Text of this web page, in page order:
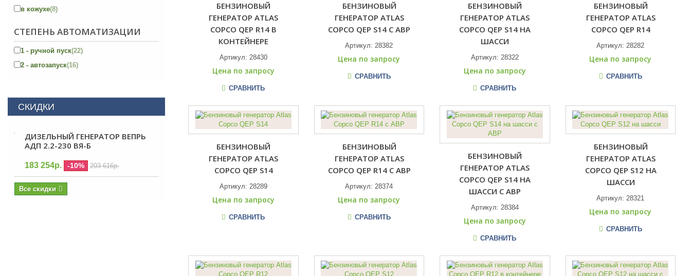
в кожухе(8)
СТЕПЕНЬ АВТОМАТИЗАЦИИ
1 - ручной пуск(22)
2 - автозапуск(16)
СКИДКИ
ДИЗЕЛЬНЫЙ ГЕНЕРАТОР ВЕПРЬ
АДП 2.2-230 ВЯ-Б
183 254р. -10% 203 616р.
Все скидки
БЕНЗИНОВЫЙ
ГЕНЕРАТОР ATLAS
COPCO QEP R14 В
КОНТЕЙНЕРЕ
Артикул: 28430
Цена по запросу
СРАВНИТЬ
БЕНЗИНОВЫЙ
ГЕНЕРАТОР ATLAS
COPCO QEP S14 С АВР
Артикул:28382
Цена по запросу
СРАВНИТЬ
БЕНЗИНОВЫЙ
ГЕНЕРАТОР ATLAS
COPCO QEP S14 НА
ШАССИ
Артикул: 28322
Цена по запросу
СРАВНИТЬ
БЕНЗИНОВЫЙ
ГЕНЕРАТОР ATLAS
COPCO QEP R14
Артикул:28282
Цена по запросу
СРАВНИТЬ
БЕНЗИНОВЫЙ
ГЕНЕРАТОР ATLAS
COPCO QEP S14
Артикул: 28289
Цена по запросу
СРАВНИТЬ
БЕНЗИНОВЫЙ
ГЕНЕРАТОР ATLAS
COPCO QEP R14 С АВР
Артикул:28374
Цена по запросу
СРАВНИТЬ
БЕНЗИНОВЫЙ
ГЕНЕРАТОР ATLAS
COPCO QEP S14 НА
ШАССИ С АВР
Артикул: 28384
Цена по запросу
СРАВНИТЬ
БЕНЗИНОВЫЙ
ГЕНЕРАТОР ATLAS
COPCO QEP S12 НА
ШАССИ
Артикул:28321
Цена по запросу
СРАВНИТЬ